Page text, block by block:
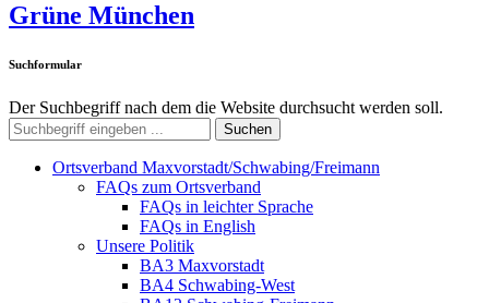
Grüne München
Suchformular
Der Suchbegriff nach dem die Website durchsucht werden soll.
Suchen
Ortsverband Maxvorstadt/Schwabing/Freimann
FAQs zum Ortsverband
FAQs in leichter Sprache
FAQs in English
Unsere Politik
BA3 Maxvorstadt
BA4 Schwabing-West